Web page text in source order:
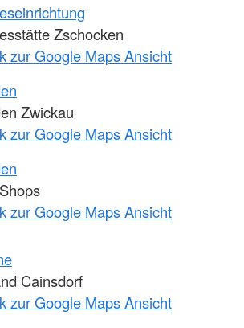
Zschocken
zur Google Maps Ansicht
Zwickau
zur Google Maps Ansicht
zur Google Maps Ansicht
Cainsdorf
zur Google Maps Ansicht